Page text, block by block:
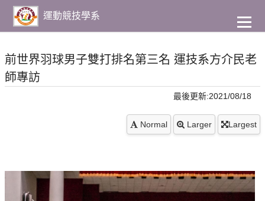
主
要
容
運動競技學系
前世界羽球男子雙打排名第三名 運技系方介民老
師專訪
最後更新:2021/08/18
Normal Larger Largest